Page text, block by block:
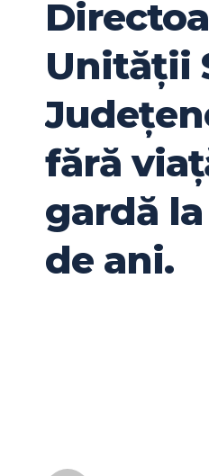
Unității
fără
gardă
de ani.